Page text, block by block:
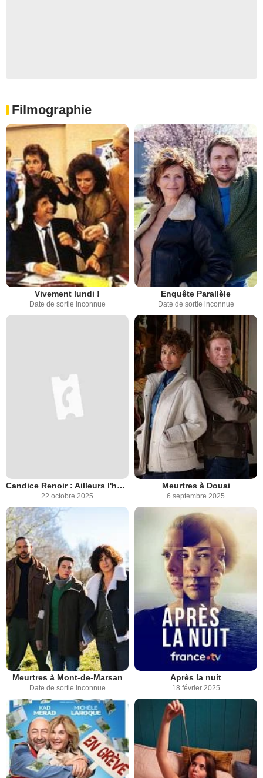
Filmographie
Vivement lundi !
Date de sortie inconnue
Enquête Parallèle
Date de sortie inconnue
Candice Renoir : Ailleurs l'herbe est plus verte
22 octobre 2025
Meurtres à Douai
6 septembre 2025
Meurtres à Mont-de-Marsan
Date de sortie inconnue
Après la nuit
18 février 2025